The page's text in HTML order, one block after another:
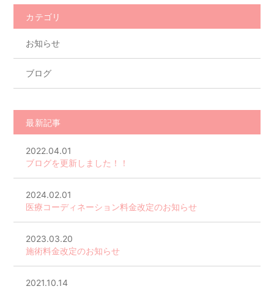
o
o
k
カテゴリ
お知らせ
ブログ
最新記事
2022.04.01
ブログを更新しました！！
2024.02.01
医療コーディネーション料金改定のお知らせ
2023.03.20
施術料金改定のお知らせ
2021.10.14